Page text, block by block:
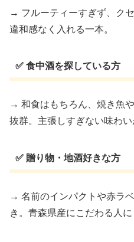
→ フルーティーすぎず、ク
違和感なく入れる一本。
✅ 食中酒を探している方
→ 和食はもちろん、焼き魚
抜群。主張しすぎない味わい
✅ 贈り物・地酒好きな方
→ 名前のインパクトや赤ラ
き。青森県産にこだわる人に